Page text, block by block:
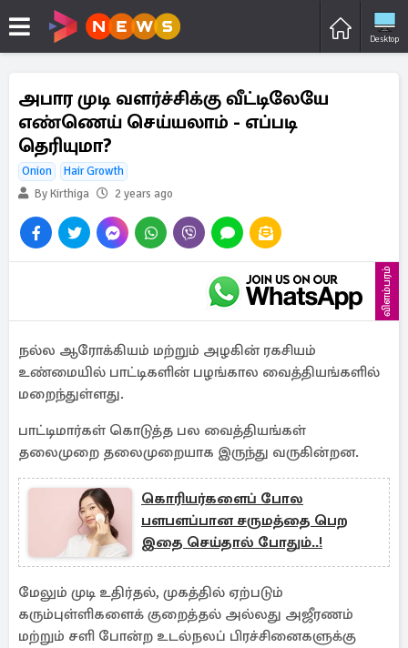
Desktop
அபார முடி வளர்ச்சிக்கு வீட்டிலேயே
எண்ணெய் செய்யலாம் - எப்படி
தெரியுமா?
Onion
Hair Growth
By Kirthiga
2 years ago
விளம்பரம்
நல்ல ஆரோக்கியம் மற்றும் அழகின் ரகசியம்
உண்மையில் பாட்டிகளின் பழங்கால வைத்தியங்களில்
மறைந்துள்ளது.
பாட்டிமார்கள் கொடுத்த பல வைத்தியங்கள்
தலைமுறை தலைமுறையாக இருந்து வருகின்றன.
கொரியர்களைப் போல
பளபளப்பான சருமத்தை பெற
இதை செய்தால் போதும்..!
மேலும் முடி உதிர்தல், முகத்தில் ஏற்படும்
கரும்புள்ளிகளைக் குறைத்தல் அல்லது அஜீரணம்
மற்றும் சளி போன்ற உடல்நலப் பிரச்சினைகளுக்கு